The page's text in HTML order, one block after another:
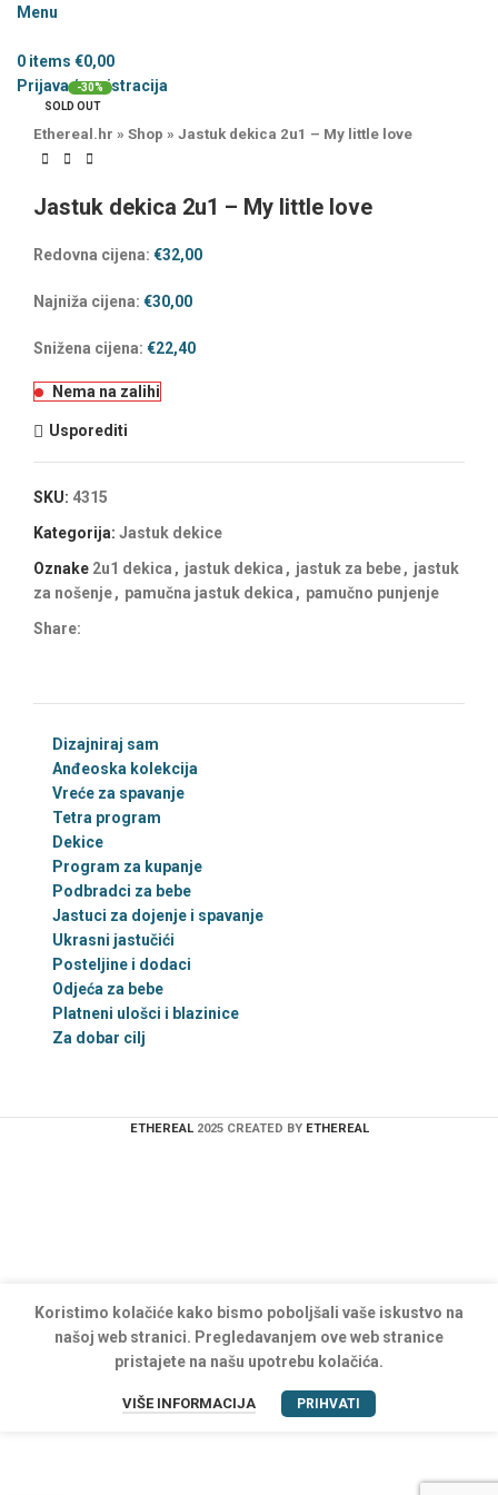
Menu
0 items €0,00
Prijava / registracija
-30%
SOLD OUT
Ethereal.hr » Shop » Jastuk dekica 2u1 – My little love
Jastuk dekica 2u1 – My little love
Redovna cijena: €32,00
Najniža cijena: €30,00
Snižena cijena: €22,40
Nema na zalihi
Usporediti
SKU: 4315
Kategorija: Jastuk dekice
Oznake 2u1 dekica , jastuk dekica , jastuk za bebe, jastuk
za nošenje, pamučna jastuk dekica , pamučno punjenje
Share:
Dizajniraj sam
Anđeoska kolekcija
Vreće za spavanje
Tetra program
Dekice
Program za kupanje
Podbradci za bebe
Jastuci za dojenje i spavanje
Ukrasni jastučići
Posteljine i dodaci
Odjeća za bebe
Platneni ulošci i blazinice
Za dobar cilj
ETHEREAL 2025 CREATED BY ETHEREAL
Koristimo kolačiće kako bismo poboljšali vaše iskustvo na
našoj web stranici. Pregledavanjem ove web stranice
pristajete na našu upotrebu kolačića.
VIŠE INFORMACIJA PRIHVATI